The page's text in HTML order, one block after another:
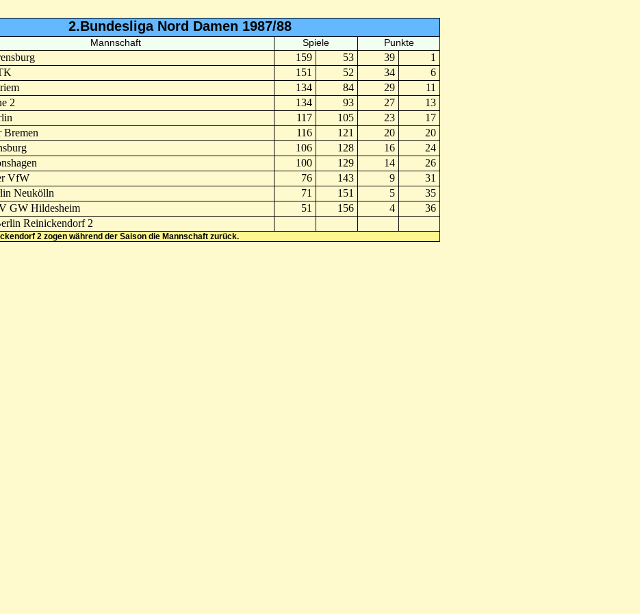
2.Bundesliga Nord Damen 1987/88
Mannschaft Spiele Punkte
159 53 39
1
151 52 34
6
134 84 29
11
2 134 93 27
13
117 105 23
17
Bremen 116 121 20
20
106 128 16
24
100 129 14
26
VfW 76 143 9
31
Neukölln 71 151 5
35
GW Hildesheim 51 156 4
36
Reinickendorf 2
2 zogen während der Saison die Mannschaft zurück.